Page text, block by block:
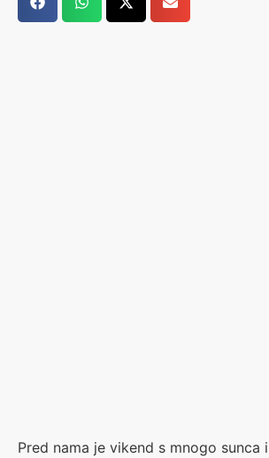
Pred nama je vikend s mnogo sunca